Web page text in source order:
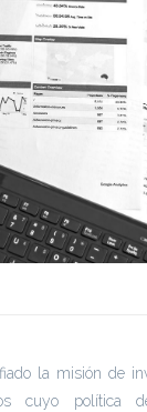
la misión de
cuyo política